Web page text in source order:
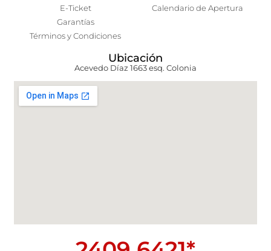
E-Ticket
Garantías
Términos y Condiciones
Calendario de Apertura
Ubicación
Acevedo Díaz 1663 esq. Colonia